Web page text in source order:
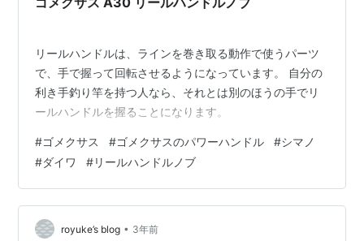
リールハンドルは、ラインを巻き取る動作で使うパーツ
で、手で握って回転させるようになっています。 自分の
利き手釣り竿を持つ人なら、それとは別のほうの手でリ
ールハンドルを握ることになります。
#ゴメクサス #ゴメクサスのパワーハンドル #シマノ
#ダイワ #リールハンドルノブ
royuke’s blog • 3年前